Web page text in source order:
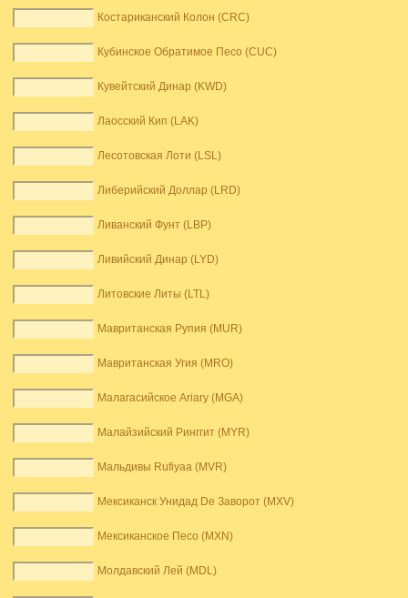
Костариканский Колон (CRC)
Кубинское Обратимое Песо (CUC)
Кувейтский Динар (KWD)
Лаосский Кип (LAK)
Лесотовская Лоти (LSL)
Либерийский Доллар (LRD)
Ливанский Фунт (LBP)
Ливийский Динар (LYD)
Литовские Литы (LTL)
Мавританская Рупия (MUR)
Мавританская Угия (MRO)
Малагасийское Ariary (MGA)
Малайзийский Ринггит (MYR)
Мальдивы Rufiyaa (MVR)
Мексиканск Унидад De Заворот (MXV)
Мексиканское Песо (MXN)
Молдавский Лей (MDL)